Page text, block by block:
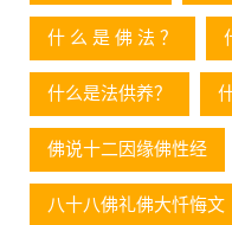
什 么 是 佛 法 ？
什么是法供养？
佛说十二因缘佛性经
八十八佛礼佛大忏悔文